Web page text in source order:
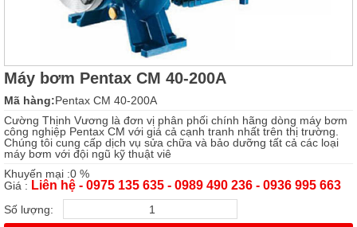
Máy bơm Pentax CM 40-200A
Mã hàng:Pentax CM 40-200A
Cường Thịnh Vương là đơn vị phân phối chính hãng dòng máy bơm
công nghiệp Pentax CM với giá cả cạnh tranh nhất trên thị trường.
Chúng tôi cung cấp dịch vụ sửa chữa và bảo dưỡng tất cả các loại
máy bơm với đội ngũ kỹ thuật viê
Khuyến mại :0 %
Giá : Liên hệ - 0975 135 635 - 0989 490 236 - 0936 995 663
Số lượng: